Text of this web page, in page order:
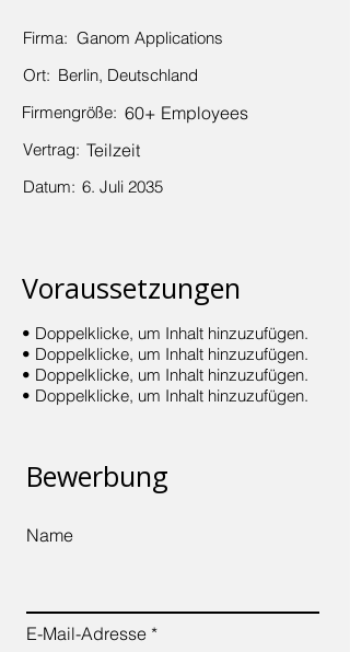
Firma: Ganom Applications
Ort: Berlin, Deutschland
Firmengröße: 60+ Employees
Vertrag: Teilzeit
Datum: 6. Juli 2035
Voraussetzungen
• Doppelklicke, um Inhalt hinzuzufügen.
• Doppelklicke, um Inhalt hinzuzufügen.
• Doppelklicke, um Inhalt hinzuzufügen.
• Doppelklicke, um Inhalt hinzuzufügen.
Bewerbung
Name
E-Mail-Adresse